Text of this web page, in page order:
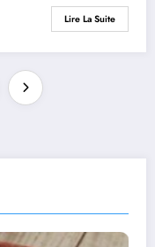
Lire La Suite